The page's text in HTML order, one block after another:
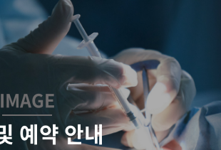
IMAGE
예약 안내